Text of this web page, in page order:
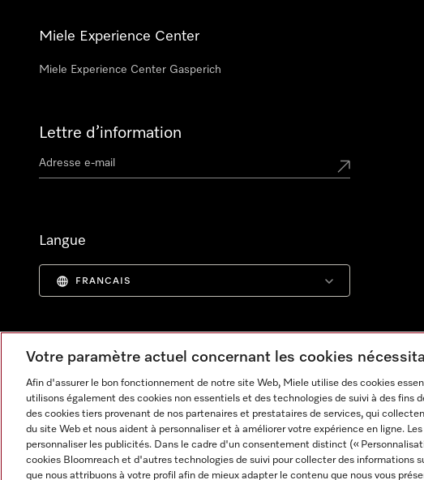
Miele Experience Center
Miele Experience Center Gasperich
Lettre d’information
Langue
FRANCAIS
Informations légales CGV Protection des données Conditions
Votre paramètre actuel concernant les cookies
Afin d'assurer le bon fonctionnement de notre site Web, Miele utilise des cookies
utilisons également des cookies non essentiels et des technologies de suivi à des fins
des cookies tiers provenant de nos partenaires et prestataires de services, qui
du site Web et nous aident à personnaliser et à améliorer votre expérience en ligne.
personnaliser les publicités. Dans le cadre d'un consentement distinct («
cookies Bloomreach et d'autres technologies de suivi pour collecter des informations
que nous attribuons à votre profil afin de mieux adapter le contenu que nous vous